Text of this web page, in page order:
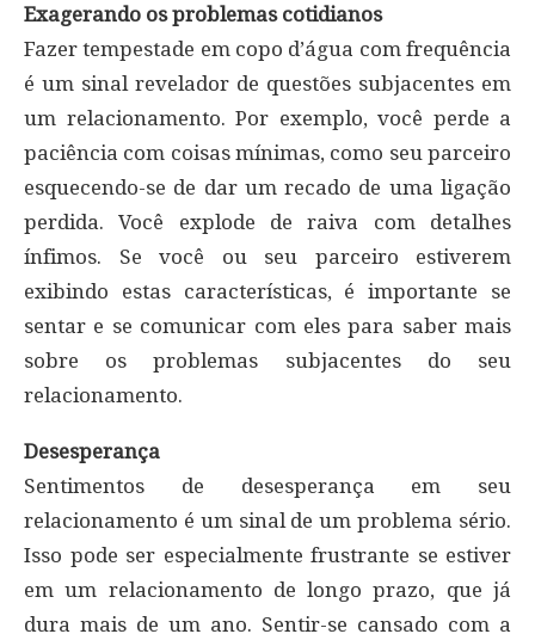
Exagerando os problemas cotidianos
Fazer tempestade em copo d’água com frequência
é um sinal revelador de questões subjacentes em
um relacionamento. Por exemplo, você perde a
paciência com coisas mínimas, como seu parceiro
esquecendo-se de dar um recado de uma ligação
perdida. Você explode de raiva com detalhes
ínfimos. Se você ou seu parceiro estiverem
exibindo estas características, é importante se
sentar e se comunicar com eles para saber mais
sobre os problemas subjacentes do seu
relacionamento.
Desesperança
Sentimentos de desesperança em seu
relacionamento é um sinal de um problema sério.
Isso pode ser especialmente frustrante se estiver
em um relacionamento de longo prazo, que já
dura mais de um ano. Sentir-se cansado com a